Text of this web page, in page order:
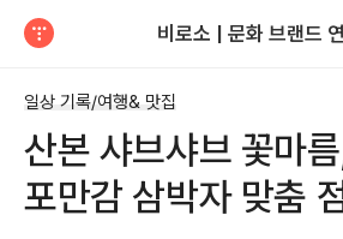
비로소 | 문화 브랜드
일상 기록/여행& 맛집
산본 샤브샤브 꽃마
포만감 삼박자 맞춤